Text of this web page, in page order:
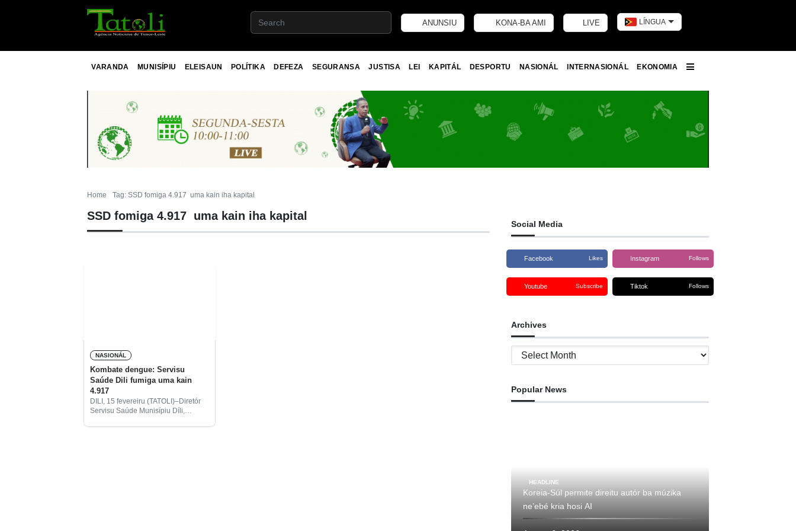
ANUNSIU KONA-BA AMI LIVE LÍNGUA
VARANDA MUNISÍPIU ELEISAUN POLÍTIKA DEFEZA SEGURANSA JUSTISA LEI KAPITÁL DESPORTU NASIONÁL INTERNASIONÁL
EKONOMIA
Home Tag: SSD fomiga 4.917 uma kain iha kapital
SSD fomiga 4.917 uma kain iha kapital
NASIONÁL
Kombate dengue: Servisu
Saúde Dili fumiga uma kain
4.917
DILI, 15 fevereiru (TATOLI)–Diretór
Servisu Saúde Munisípiu Díli,
Social Media
Facebook Likes Instagram Follows
Youtube Subscribe Tiktok Follows
Archives
Archives
Popular News
HEADLINE
Koreia-Súl permite direitu autór ba múzika
ne’ebé kria hosi AI